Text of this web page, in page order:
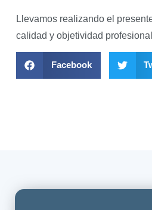
Llevamos realizando el
calidad y objetividad
Facebook